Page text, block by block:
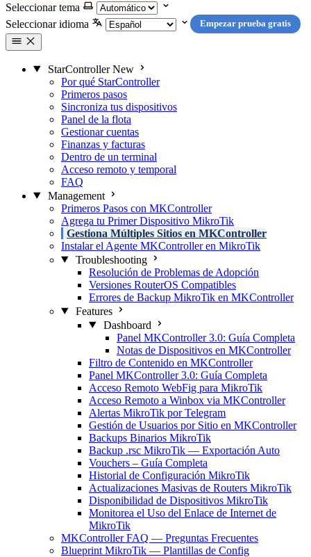
Seleccionar tema
Seleccionar idioma
Empezar prueba gratis
StarController New
Por qué StarController
Primeros pasos
Sincroniza tus dispositivos
Panel de la flota
Gestionar cuentas
Finanzas y facturas
Dentro de un terminal
Acceso remoto y temporal
FAQ
Management
Primeros Pasos con MKController
Agrega tu Primer Dispositivo MikroTik
Gestiona Múltiples Sitios en MKController
Instalar el Agente MKController en MikroTik
Troubleshooting
Resolución de Problemas de Adopción
Versiones RouterOS Compatibles
Errores de Backup MikroTik en MKController
Features
Dashboard
Panel MKController 3.0: Guía Completa
Notas de Dispositivos en MKController
Filtro de Contenido en MKController
Panel MKController 3.0: Guía Completa
Acceso Remoto WebFig para MikroTik
Acceso Remoto a Winbox via MKController
Alertas MikroTik por Telegram
Gestión de Usuarios por Sitio en MKController
Backups Binarios MikroTik
Backup .rsc MikroTik — Exportación Auto
Vouchers – Guía Completa
Historial de Configuración MikroTik
Actualizaciones Masivas de Routers MikroTik
Disponibilidad de Dispositivos MikroTik
Monitorea el Uso del Enlace de Internet de
MikroTik
MKController FAQ — Preguntas Frecuentes
Blueprint MikroTik — Plantillas de Config